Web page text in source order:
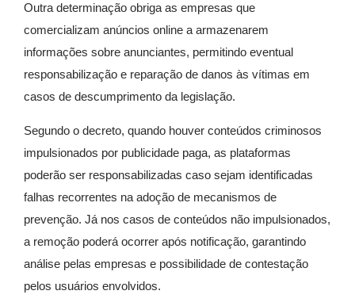
Outra determinação obriga as empresas que
comercializam anúncios online a armazenarem
informações sobre anunciantes, permitindo eventual
responsabilização e reparação de danos às vítimas em
casos de descumprimento da legislação.
Segundo o decreto, quando houver conteúdos criminosos
impulsionados por publicidade paga, as plataformas
poderão ser responsabilizadas caso sejam identificadas
falhas recorrentes na adoção de mecanismos de
prevenção. Já nos casos de conteúdos não impulsionados,
a remoção poderá ocorrer após notificação, garantindo
análise pelas empresas e possibilidade de contestação
pelos usuários envolvidos.